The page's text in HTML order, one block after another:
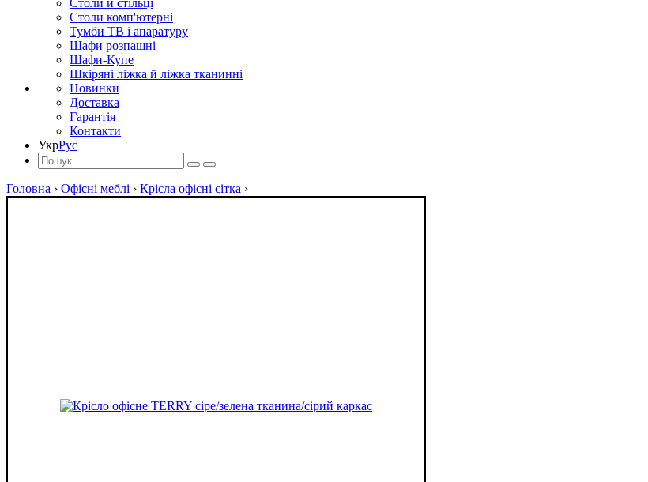
Столи й стільці
Столи комп'ютерні
Тумби ТВ і апаратуру
Шафи розпашні
Шафи-Купе
Шкіряні ліжка й ліжка тканинні
Новинки
Доставка
Гарантія
Контакти
УкрРус
Головна › Офісні меблі › Крісла офісні сітка ›